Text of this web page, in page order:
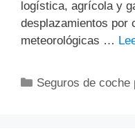
logística, agrícola y
desplazamientos por
meteorológicas …
Categorías
Seguros de